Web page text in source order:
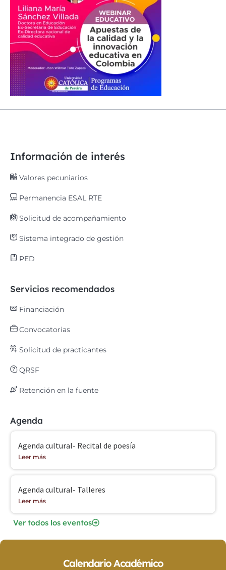
Información de interés
Valores pecuniarios
Permanencia ESAL RTE
Solicitud de acompañamiento
Sistema integrado de gestión
PED
Servicios recomendados
Financiación
Convocatorias
Solicitud de practicantes
QRSF
Retención en la fuente
Agenda
Agenda cultural- Recital de poesía
Leer más
Agenda cultural- Talleres
Leer más
Ver todos los eventos
Calendario Académico